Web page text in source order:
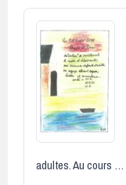
adultes. Au cours …